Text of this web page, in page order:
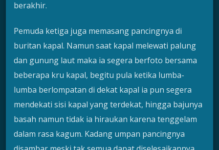
berakhir.
Pemuda ketiga juga memasang pancingnya di
buritan kapal. Namun saat kapal melewati palung
dan gunung laut maka ia segera berfoto bersama
beberapa kru kapal, begitu pula ketika lumba-
lumba berlompatan di dekat kapal ia pun segera
mendekati sisi kapal yang terdekat, hingga bajunya
basah namun tidak ia hiraukan karena tenggelam
dalam rasa kagum. Kadang umpan pancingnya